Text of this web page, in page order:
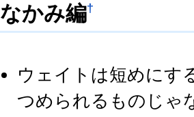
なかみ編†
ウェイトは短めにす
つめられるものじゃ